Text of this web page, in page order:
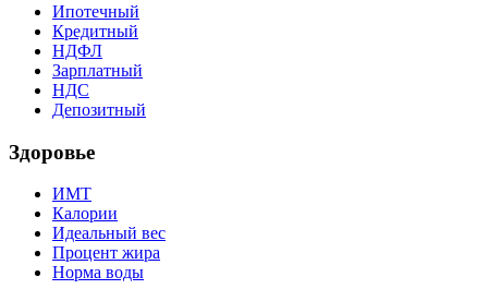
Ипотечный
Кредитный
НДФЛ
Зарплатный
НДС
Депозитный
Здоровье
ИМТ
Калории
Идеальный вес
Процент жира
Норма воды